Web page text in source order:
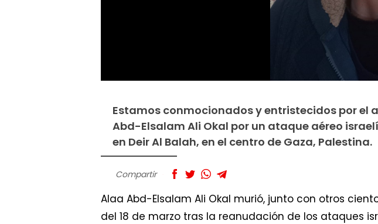
Estamos conmocionados y entristecidos por el
Abd-Elsalam Ali Okal por un ataque aéreo
en Deir Al Balah, en el centro de Gaza, Palestina.
Compartir
Alaa Abd-Elsalam Ali Okal murió, junto con otros
del 18 de marzo tras la reanudación de los ataques